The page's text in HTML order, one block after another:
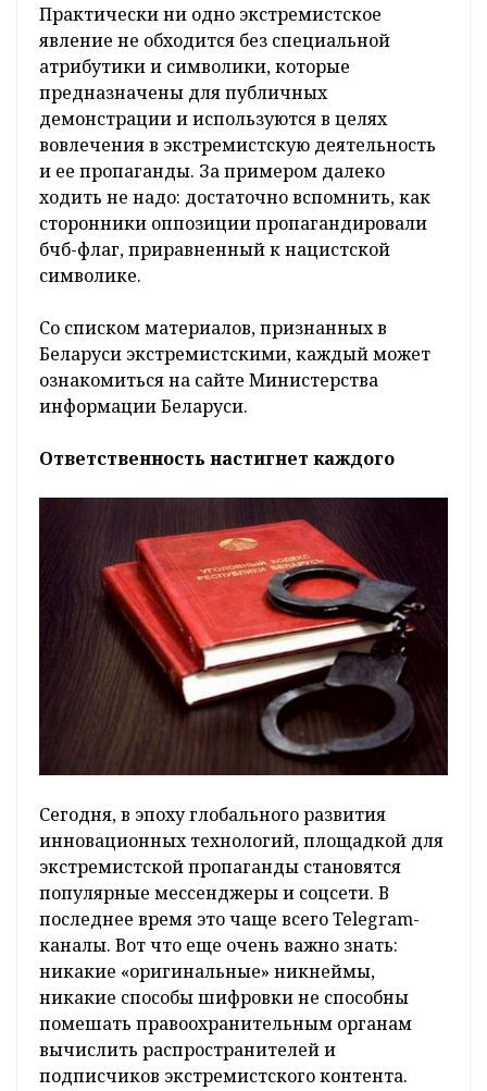
Практически ни одно экстремистское
явление не обходится без специальной
атрибутики и символики, которые
предназначены для публичных
демонстрации и используются в целях
вовлечения в экстремистскую деятельность
и ее пропаганды. За примером далеко
ходить не надо: достаточно вспомнить, как
сторонники оппозиции пропагандировали
бчб-флаг, приравненный к нацистской
символике.
Со списком материалов, признанных в
Беларуси экстремистскими, каждый может
ознакомиться на сайте Министерства
информации Беларуси.
Ответственность настигнет каждого
Сегодня, в эпоху глобального развития
инновационных технологий, площадкой для
экстремистской пропаганды становятся
популярные мессенджеры и соцсети. В
последнее время это чаще всего Telegram-
каналы. Вот что еще очень важно знать:
никакие «оригинальные» никнеймы,
никакие способы шифровки не способны
помешать правоохранительным органам
вычислить распространителей и
подписчиков экстремистского контента.